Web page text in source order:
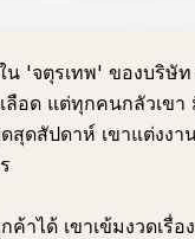
'จตุรเทพ' ของบริษัท
ลือด แต่ทุกคนกลัวเข
ดสัปดาห์ เขาแต่งง
าได้ เขาเข้มงวดเ